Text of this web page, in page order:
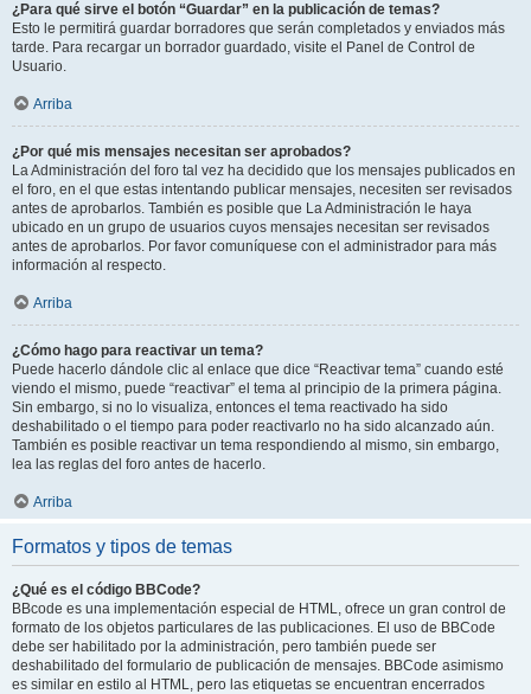
¿Para qué sirve el botón “Guardar” en la publicación de temas?
Esto le permitirá guardar borradores que serán completados y enviados más
tarde. Para recargar un borrador guardado, visite el Panel de Control de
Usuario.
Arriba
¿Por qué mis mensajes necesitan ser aprobados?
La Administración del foro tal vez ha decidido que los mensajes publicados en
el foro, en el que estas intentando publicar mensajes, necesiten ser revisados
antes de aprobarlos. También es posible que La Administración le haya
ubicado en un grupo de usuarios cuyos mensajes necesitan ser revisados
antes de aprobarlos. Por favor comuníquese con el administrador para más
información al respecto.
Arriba
¿Cómo hago para reactivar un tema?
Puede hacerlo dándole clic al enlace que dice “Reactivar tema” cuando esté
viendo el mismo, puede “reactivar” el tema al principio de la primera página.
Sin embargo, si no lo visualiza, entonces el tema reactivado ha sido
deshabilitado o el tiempo para poder reactivarlo no ha sido alcanzado aún.
También es posible reactivar un tema respondiendo al mismo, sin embargo,
lea las reglas del foro antes de hacerlo.
Arriba
Formatos y tipos de temas
¿Qué es el código BBCode?
BBcode es una implementación especial de HTML, ofrece un gran control de
formato de los objetos particulares de las publicaciones. El uso de BBCode
debe ser habilitado por la administración, pero también puede ser
deshabilitado del formulario de publicación de mensajes. BBCode asimismo
es similar en estilo al HTML, pero las etiquetas se encuentran encerrados